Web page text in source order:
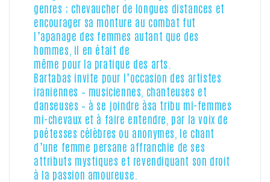
genres ; chevaucher de longues distances et
encourager sa monture au combat fut
l’apanage des femmes autant que des
hommes, il en était de
même pour la pratique des arts.
Bartabas invite pour l’occasion des artistes
iraniennes – musiciennes, chanteuses et
danseuses – à se joindre àsa tribu mi-femmes
mi-chevaux et à faire entendre, par la voix de
poétesses célèbres ou anonymes, le chant
d’une femme persane affranchie de ses
attributs mystiques et revendiquant son droit
à la passion amoureuse.